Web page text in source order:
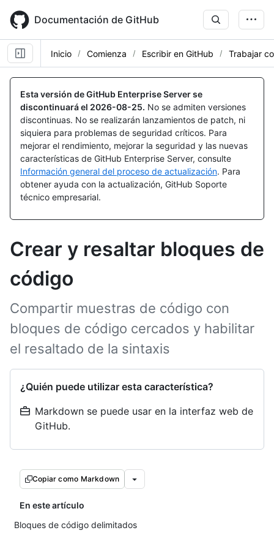
main
content
Documentación de GitHub
Inicio Comienza Escribir en GitHub Trabajar
Esta versión de GitHub Enterprise Server se
discontinuará el 2026-08-25. No se admiten versiones
discontinuas. No se realizarán lanzamientos de patch, ni
siquiera para problemas de seguridad críticos. Para
mejorar el rendimiento, mejorar la seguridad y las nuevas
características de GitHub Enterprise Server, consulte
Información general del proceso de actualización. Para
obtener ayuda con la actualización, GitHub Soporte
técnico empresarial.
Crear y resaltar bloques de
código
Compartir muestras de código con
bloques de código cercados y habilitar
el resaltado de la sintaxis
¿Quién puede utilizar esta característica?
Markdown se puede usar en la interfaz web de
GitHub.
Copiar como Markdown
En este artículo
Bloques de código delimitados